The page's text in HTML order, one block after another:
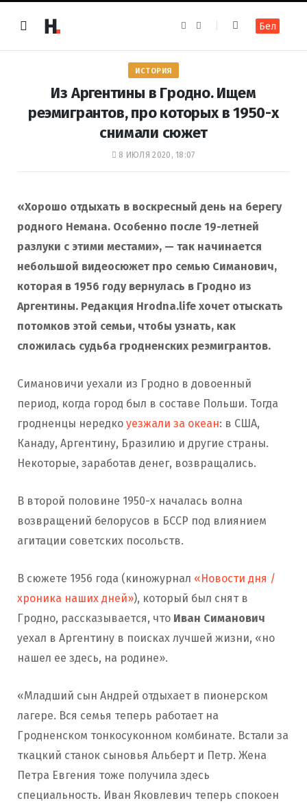
e
k
t
a
m
Бел
ИСТОРИЯ
Из Аргентины в Гродно. Ищем
реэмигрантов, про которых в 1950-х
снимали сюжет
8 ИЮЛЯ 2020, 18:07
«Хорошо отдыхать в воскресный день на берегу
родного Немана. Особенно после 19-летней
разлуки с этими местами», — так начинается
небольшой видеосюжет про семью Симанович,
которая в 1956 году вернулась в Гродно из
Аргентины. Редакция Hrodna.life хочет отыскать
потомков этой семьи, чтобы узнать, как
сложилась судьба гродненских реэмигрантов.
Симановичи уехали из Гродно в довоенный
период, когда город был в составе Польши. Тогда
гродненцы нередко уезжали за океан: в США,
Канаду, Аргентину, Бразилию и другие страны.
Некоторые, заработав денег, возвращались.
В второй половине 1950-х началась волна
возвращений белорусов в БССР под влиянием
агитации советских посольств.
В сюжете 1956 года (киножурнал «Новости дня /
хроника наших дней»), который был снят в
Гродно, рассказывается, что Иван Симанович
уехал в Аргентину в поисках лучшей жизни, «но
нашел ее здесь, на родине».
«Младший сын Андрей отдыхает в пионерском
лагере. Вся семья теперь работает на
Гродненском тонкосуконном комбинате. Встали за
ткацкий станок сыновья Альберт и Петр. Жена
Петра Евгения тоже получила здесь
специальность. Иван Яковлевич теперь спокоен